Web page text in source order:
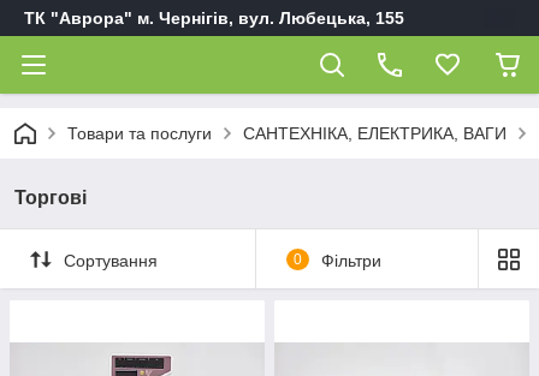
ТК "Аврора" м. Чернігів, вул. Любецька, 155
Товари та послуги САНТЕХНІКА, ЕЛЕКТРИКА, ВАГИ
Торгові
Сортування 0 Фільтри